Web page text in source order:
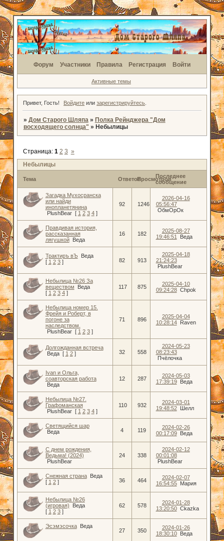
Форум Участники Правила Регистрация Войти
Активные темы
Привет, Гость! Войдите илизарегистрируйтесь
» Дом Старого Шляпа » Полка Рейнджера "Дом
восходящего солнца" » Небылицы
Небылицы
Страница: 1 2 3 »
Тема ОтветовПросмотровПоследнее
сообщение
Загадка Мухосранска
или найди
инопланетянина
PlushBear [ 1 2 3 4 ]
92 1246
2026-04-16
05:56:47
ОбмОрОк
Правдивая история,
рассказанная
лягушкой
Веда
16 182
2025-08-27
19:46:51
Веда
Трактиръ вЪ
Веда
[ 1 2 3 ] 82 913
2025-04-18
21:24:23
PlushBear
Небылица №26 За
веществом
Веда
[ 1 2 3 4 ]
117 875
2025-04-10
09:24:28 Сhpok
Небылица номер 15.
Фрейя и Роберт, в
погоне за
наследством.
PlushBear [ 1 2 3 ]
71 896
2025-04-04
10:28:14
Raven
Долгожданная встреча
Веда [ 1 2 ] 32 558
2024-05-23
08:23:43
Пчёлочка
Ivan и Ольга,
соавторская работа
Веда
12 287
2024-05-03
17:39:19
Веда
Небылица №27.
Графоманская
PlushBear [ 1 2 3 4 ]
110 932
2024-03-01
19:48:52
Шелл
Светящийся шар
Веда
4 119
2024-02-26
00:17:09
Веда
С днем рождения,
Ведьма! (2024)
PlushBear
24 338
2024-02-12
00:01:08
PlushBear
Снежная страна
Веда
[ 1 2 ] 36 464
2024-02-07
16:54:55
Мария
Небылица №26
(игровая)
Веда
[ 1 2 3 ]
62 578
2024-01-28
13:20:50 Ckazka
Эсэмэсочка Веда
27 350
2024-01-26
18:30:10
Веда